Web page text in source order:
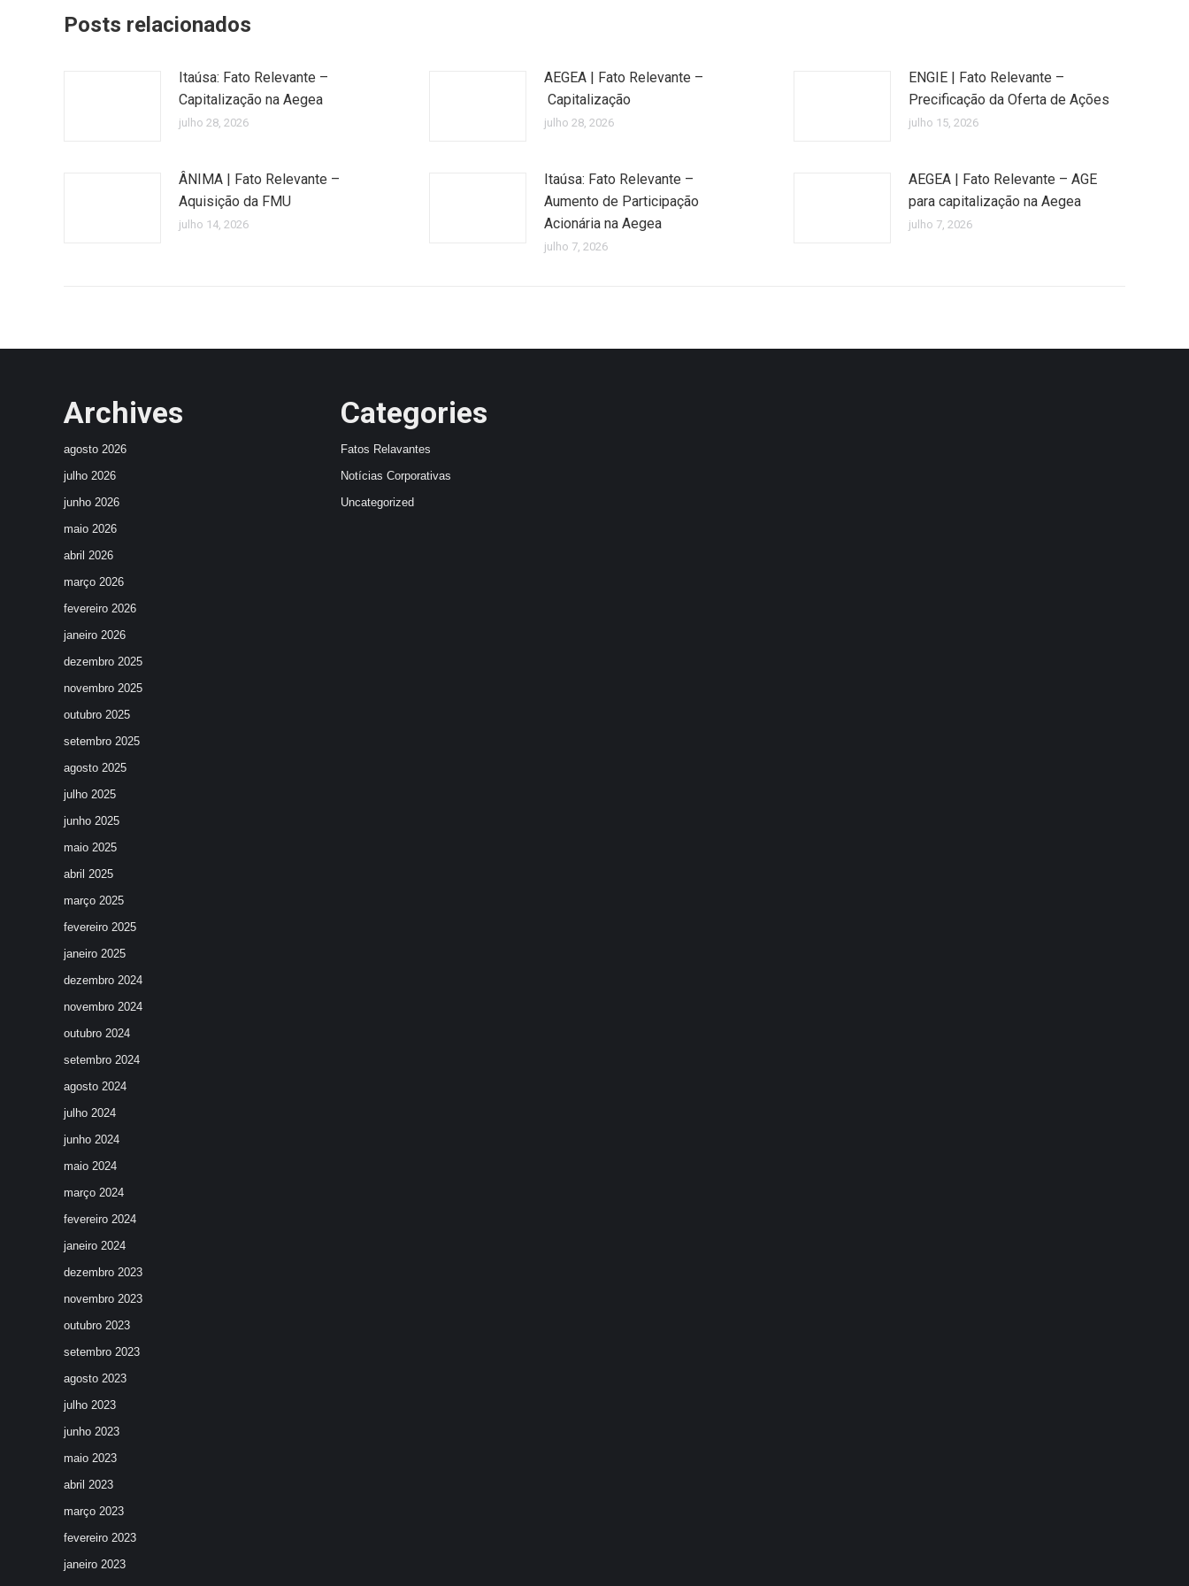
Posts relacionados
Itaúsa: Fato Relevante –
Capitalização na Aegea
julho 28, 2026
AEGEA | Fato Relevante –
Capitalização
julho 28, 2026
ENGIE | Fato Relevante –
Precificação da Oferta de Ações
julho 15, 2026
ÂNIMA | Fato Relevante –
Aquisição da FMU
julho 14, 2026
Itaúsa: Fato Relevante –
Aumento de Participação
Acionária na Aegea
julho 7, 2026
AEGEA | Fato Relevante – AGE
para capitalização na Aegea
julho 7, 2026
Archives
agosto 2026
julho 2026
junho 2026
maio 2026
abril 2026
março 2026
fevereiro 2026
janeiro 2026
dezembro 2025
novembro 2025
outubro 2025
setembro 2025
agosto 2025
julho 2025
junho 2025
maio 2025
abril 2025
março 2025
fevereiro 2025
janeiro 2025
dezembro 2024
novembro 2024
outubro 2024
setembro 2024
agosto 2024
julho 2024
junho 2024
maio 2024
março 2024
fevereiro 2024
janeiro 2024
dezembro 2023
novembro 2023
outubro 2023
setembro 2023
agosto 2023
julho 2023
junho 2023
maio 2023
abril 2023
março 2023
fevereiro 2023
janeiro 2023
Categories
Fatos Relavantes
Notícias Corporativas
Uncategorized